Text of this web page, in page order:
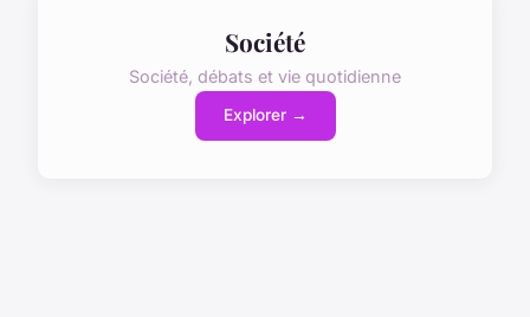
Société
Société, débats et vie quotidienne
Explorer →